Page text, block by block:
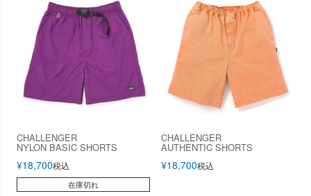
CHALLENGER
NYLON BASIC SHORTS
¥18,700税込
在庫切れ
CHALLENGER
AUTHENTIC SHORTS
¥18,700税込